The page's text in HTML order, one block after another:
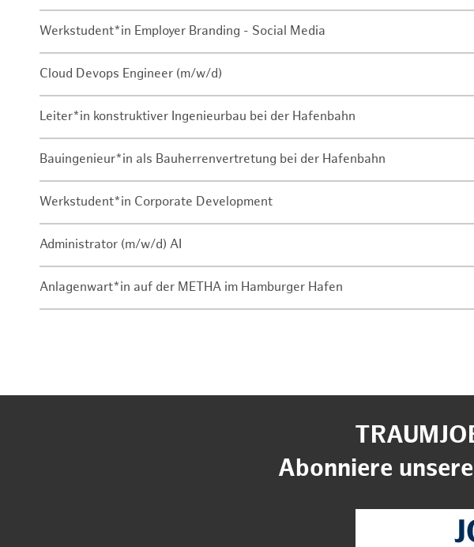
Werkstudent*in Employer Branding - Social Media
Cloud Devops Engineer (m/w/d)
Leiter*in konstruktiver Ingenieurbau bei der Hafenbahn
Bauingenieur*in als Bauherrenvertretung bei der Hafenbahn
Werkstudent*in Corporate Development
Administrator (m/w/d) AI
Anlagenwart*in auf der METHA im Hamburger Hafen
Abonniere